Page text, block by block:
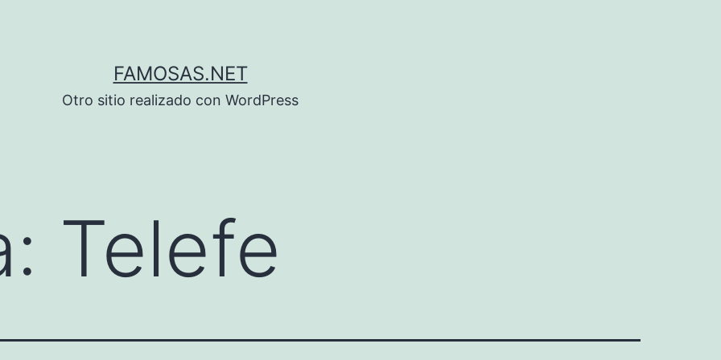
FAMOSAS.NET
Otro sitio realizado con WordPress
Telefe